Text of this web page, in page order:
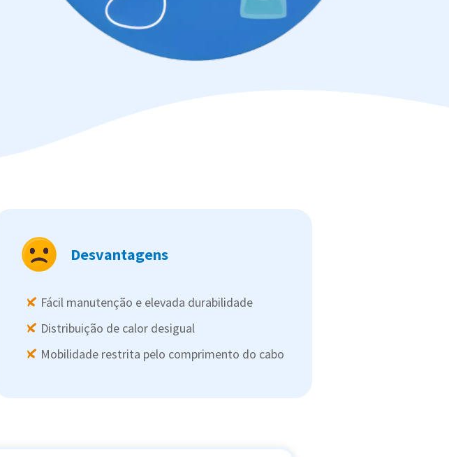
Desvantagens
Fácil manutenção e elevada durabilidade
Distribuição de calor desigual
Mobilidade restrita pelo comprimento do cabo